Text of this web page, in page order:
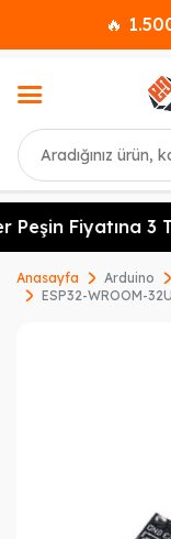
🔥
Ara
Peşin Fiyatına 3
Anasayfa Arduino
ESP32-WROOM-